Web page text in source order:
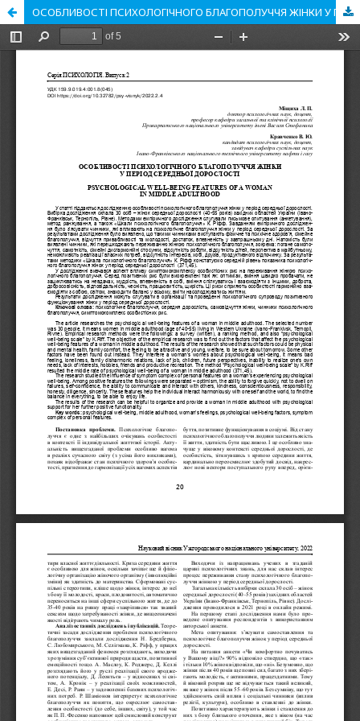
ОСОБЛИВОСТІ ПСИХОЛОГІЧНОГО БЛАГОПОЛУЧЧЯ ЖІНКИ У ПЕРІОД СЕРЕДНЬОЇ ДОРОСЛОСТІ